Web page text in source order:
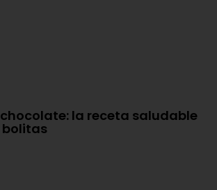
la receta saludable
bolitas